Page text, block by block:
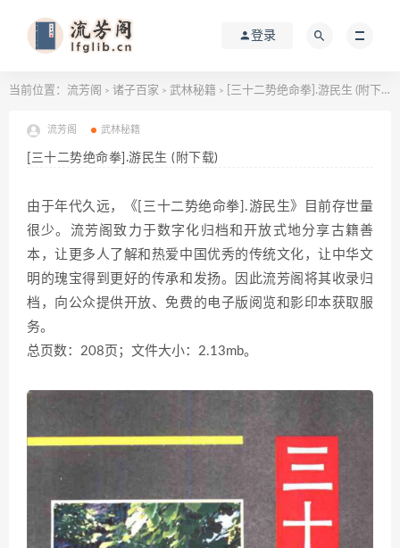
登录
当前位置： 流芳阁 > 诸子百家 > 武林秘籍 > [三十二势绝命拳].游民生 (附下载)
流芳阁 武林秘籍
[三十二势绝命拳].游民生 (附下载)
由于年代久远，《[三十二势绝命拳].游民生》目前存世量
很少。流芳阁致力于数字化归档和开放式地分享古籍善
本，让更多人了解和热爱中国优秀的传统文化，让中华文
明的瑰宝得到更好的传承和发扬。因此流芳阁将其收录归
档，向公众提供开放、免费的电子版阅览和影印本获取服
务。
总页数：208页；文件大小：2.13mb。